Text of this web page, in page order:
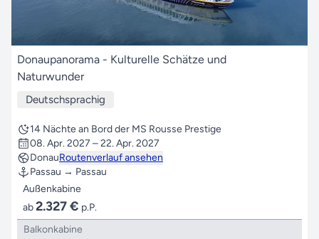
Donaupanorama - Kulturelle Schätze und
Naturwunder
Deutschsprachig
14 Nächte an Bord der MS Rousse Prestige
08. Apr. 2027 – 22. Apr. 2027
DonauRoutenverlauf ansehen
Passau → Passau
Außenkabine
ab2.327 € p.P.
Balkonkabine